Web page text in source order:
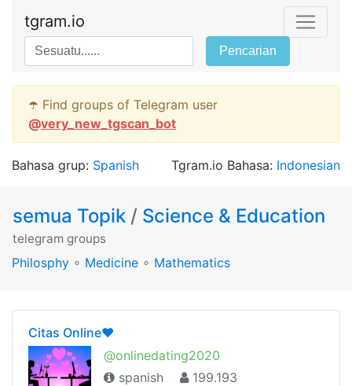
tgram.io
Pencarian
☂️ Find groups of Telegram user
@very_new_tgscan_bot
Bahasa grup: Spanish Tgram.io Bahasa: Indonesian
semua Topik / Science & Education
telegram groups
Philosphy ∘ Medicine ∘ Mathematics
Citas Online❤️
@onlinedating2020
spanish
199.193